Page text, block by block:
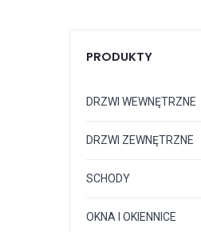
PRODUKTY
DRZWI WEWNĘTRZNE
DRZWI ZEWNĘTRZNE
SCHODY
OKNA I OKIENNICE